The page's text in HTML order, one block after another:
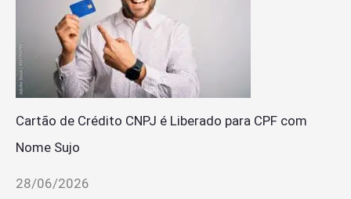
Cartão de Crédito CNPJ é Liberado para CPF com
Nome Sujo
28/06/2026